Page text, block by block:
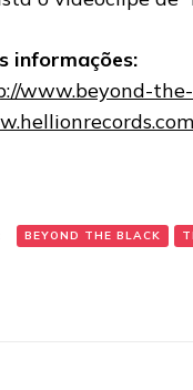
informações:
www.beyond-
BEYOND THE BLACK